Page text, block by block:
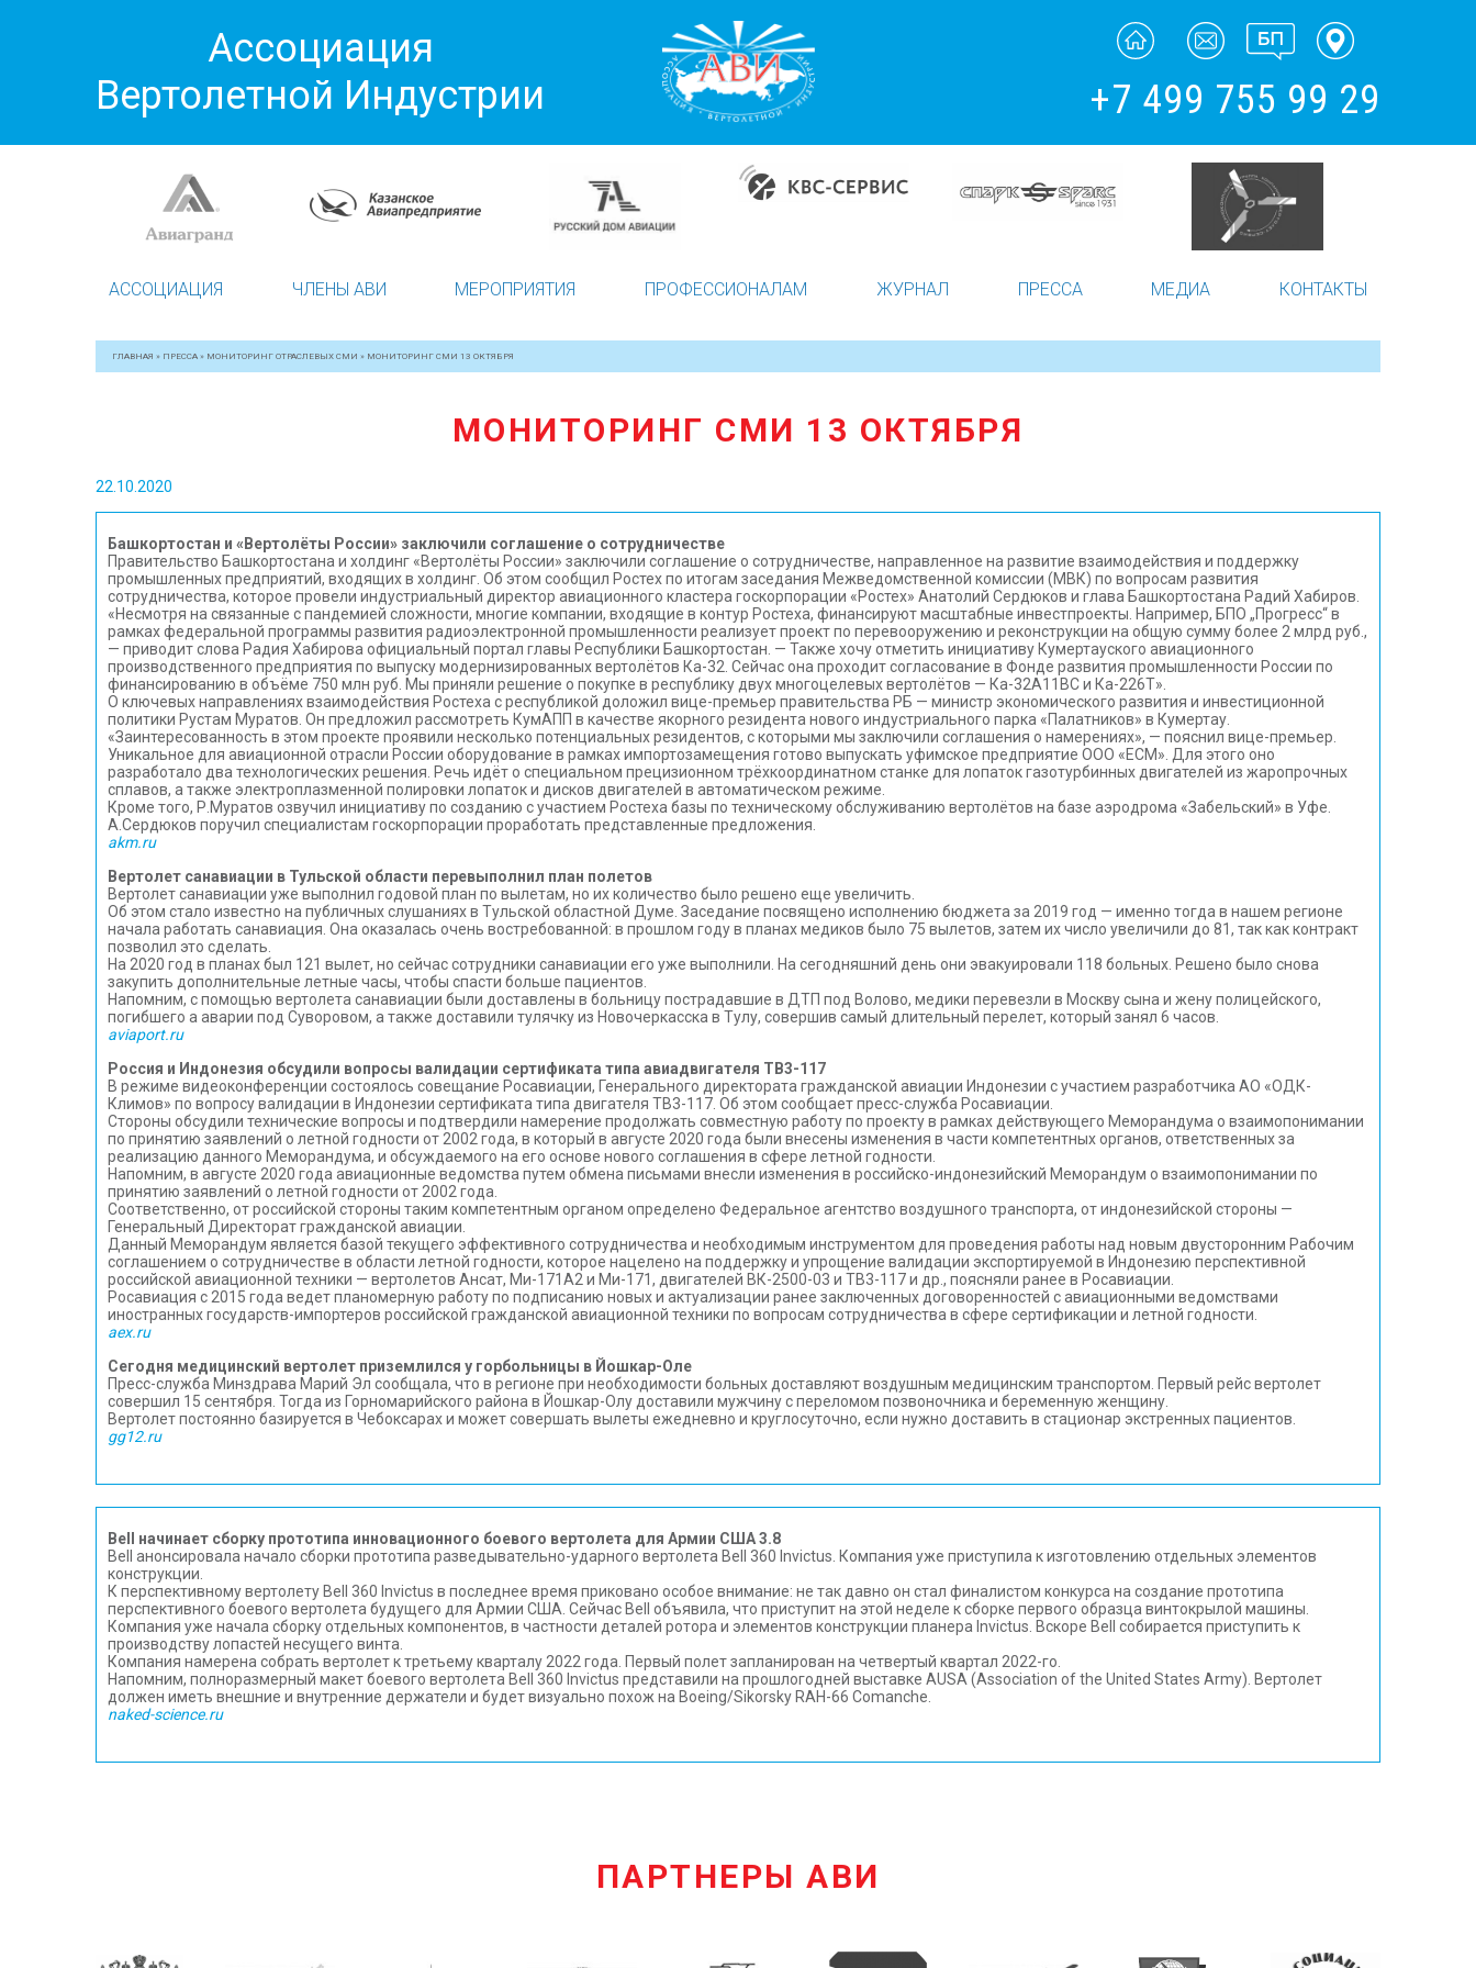
Ассоциация
Вертолетной Индустрии
+7 499 755 99 29
АССОЦИАЦИЯ ЧЛЕНЫ АВИ МЕРОПРИЯТИЯ ПРОФЕССИОНАЛАМ ЖУРНАЛ ПРЕССА МЕДИА КОНТАКТЫ
ГЛАВНАЯ » ПРЕССА » МОНИТОРИНГ ОТРАСЛЕВЫХ СМИ » МОНИТОРИНГ СМИ 13 ОКТЯБРЯ
МОНИТОРИНГ СМИ 13 ОКТЯБРЯ
22.10.2020
Башкортостан и «Вертолёты России» заключили соглашение о сотрудничестве
Правительство Башкортостана и холдинг «Вертолёты России» заключили соглашение о сотрудничестве, направленное на развитие взаимодействия и поддержку
промышленных предприятий, входящих в холдинг. Об этом сообщил Ростех по итогам заседания Межведомственной комиссии (МВК) по вопросам развития
сотрудничества, которое провели индустриальный директор авиационного кластера госкорпорации «Ростех» Анатолий Сердюков и глава Башкортостана Радий Хабиров.
«Несмотря на связанные с пандемией сложности, многие компании, входящие в контур Ростеха, финансируют масштабные инвестпроекты. Например, БПО „Прогресс“ в
рамках федеральной программы развития радиоэлектронной промышленности реализует проект по перевооружению и реконструкции на общую сумму более 2 млрд руб.,
— приводит слова Радия Хабирова официальный портал главы Республики Башкортостан. — Также хочу отметить инициативу Кумертауского авиационного
производственного предприятия по выпуску модернизированных вертолётов Ка-32. Сейчас она проходит согласование в Фонде развития промышленности России по
финансированию в объёме 750 млн руб. Мы приняли решение о покупке в республику двух многоцелевых вертолётов — Ка-32А11ВС и Ка-226Т».
О ключевых направлениях взаимодействия Ростеха с республикой доложил вице-премьер правительства РБ — министр экономического развития и инвестиционной
политики Рустам Муратов. Он предложил рассмотреть КумАПП в качестве якорного резидента нового индустриального парка «Палатников» в Кумертау.
«Заинтересованность в этом проекте проявили несколько потенциальных резидентов, с которыми мы заключили соглашения о намерениях», — пояснил вице-премьер.
Уникальное для авиационной отрасли России оборудование в рамках импортозамещения готово выпускать уфимское предприятие ООО «ЕСМ». Для этого оно
разработало два технологических решения. Речь идёт о специальном прецизионном трёхкоординатном станке для лопаток газотурбинных двигателей из жаропрочных
сплавов, а также электроплазменной полировки лопаток и дисков двигателей в автоматическом режиме.
Кроме того, Р.Муратов озвучил инициативу по созданию с участием Ростеха базы по техническому обслуживанию вертолётов на базе аэродрома «Забельский» в Уфе.
А.Сердюков поручил специалистам госкорпорации проработать представленные предложения.
akm.ru
Вертолет санавиации в Тульской области перевыполнил план полетов
Вертолет санавиации уже выполнил годовой план по вылетам, но их количество было решено еще увеличить.
Об этом стало известно на публичных слушаниях в Тульской областной Думе. Заседание посвящено исполнению бюджета за 2019 год — именно тогда в нашем регионе
начала работать санавиация. Она оказалась очень востребованной: в прошлом году в планах медиков было 75 вылетов, затем их число увеличили до 81, так как контракт
позволил это сделать.
На 2020 год в планах был 121 вылет, но сейчас сотрудники санавиации его уже выполнили. На сегодняшний день они эвакуировали 118 больных. Решено было снова
закупить дополнительные летные часы, чтобы спасти больше пациентов.
Напомним, с помощью вертолета санавиации были доставлены в больницу пострадавшие в ДТП под Волово, медики перевезли в Москву сына и жену полицейского,
погибшего а аварии под Суворовом, а также доставили тулячку из Новочеркасска в Тулу, совершив самый длительный перелет, который занял 6 часов.
aviaport.ru
Россия и Индонезия обсудили вопросы валидации сертификата типа авиадвигателя ТВ3-117
В режиме видеоконференции состоялось совещание Росавиации, Генерального директората гражданской авиации Индонезии с участием разработчика АО «ОДК-
Климов» по вопросу валидации в Индонезии сертификата типа двигателя ТВ3-117. Об этом сообщает пресс-служба Росавиации.
Стороны обсудили технические вопросы и подтвердили намерение продолжать совместную работу по проекту в рамках действующего Меморандума о взаимопонимании
по принятию заявлений о летной годности от 2002 года, в который в августе 2020 года были внесены изменения в части компетентных органов, ответственных за
реализацию данного Меморандума, и обсуждаемого на его основе нового соглашения в сфере летной годности.
Напомним, в августе 2020 года авиационные ведомства путем обмена письмами внесли изменения в российско-индонезийский Меморандум о взаимопонимании по
принятию заявлений о летной годности от 2002 года.
Соответственно, от российской стороны таким компетентным органом определено Федеральное агентство воздушного транспорта, от индонезийской стороны —
Генеральный Директорат гражданской авиации.
Данный Меморандум является базой текущего эффективного сотрудничества и необходимым инструментом для проведения работы над новым двусторонним Рабочим
соглашением о сотрудничестве в области летной годности, которое нацелено на поддержку и упрощение валидации экспортируемой в Индонезию перспективной
российской авиационной техники — вертолетов Ансат, Ми-171А2 и Ми-171, двигателей ВК-2500-03 и ТВ3-117 и др., поясняли ранее в Росавиации.
Росавиация с 2015 года ведет планомерную работу по подписанию новых и актуализации ранее заключенных договоренностей с авиационными ведомствами
иностранных государств-импортеров российской гражданской авиационной техники по вопросам сотрудничества в сфере сертификации и летной годности.
aex.ru
Сегодня медицинский вертолет приземлился у горбольницы в Йошкар-Оле
Пресс-служба Минздрава Марий Эл сообщала, что в регионе при необходимости больных доставляют воздушным медицинским транспортом. Первый рейс вертолет
совершил 15 сентября. Тогда из Горномарийского района в Йошкар-Олу доставили мужчину с переломом позвоночника и беременную женщину.
Вертолет постоянно базируется в Чебоксарах и может совершать вылеты ежедневно и круглосуточно, если нужно доставить в стационар экстренных пациентов.
gg12.ru
Bell начинает сборку прототипа инновационного боевого вертолета для Армии США 3.8
Bell анонсировала начало сборки прототипа разведывательно-ударного вертолета Bell 360 Invictus. Компания уже приступила к изготовлению отдельных элементов
конструкции.
К перспективному вертолету Bell 360 Invictus в последнее время приковано особое внимание: не так давно он стал финалистом конкурса на создание прототипа
перспективного боевого вертолета будущего для Армии США. Сейчас Bell объявила, что приступит на этой неделе к сборке первого образца винтокрылой машины.
Компания уже начала сборку отдельных компонентов, в частности деталей ротора и элементов конструкции планера Invictus. Вскоре Bell собирается приступить к
производству лопастей несущего винта.
Компания намерена собрать вертолет к третьему кварталу 2022 года. Первый полет запланирован на четвертый квартал 2022-го.
Напомним, полноразмерный макет боевого вертолета Bell 360 Invictus представили на прошлогодней выставке AUSA (Association of the United States Army). Вертолет
должен иметь внешние и внутренние держатели и будет визуально похож на Boeing/Sikorsky RAH-66 Comanche.
naked-science.ru
ПАРТНЕРЫ АВИ